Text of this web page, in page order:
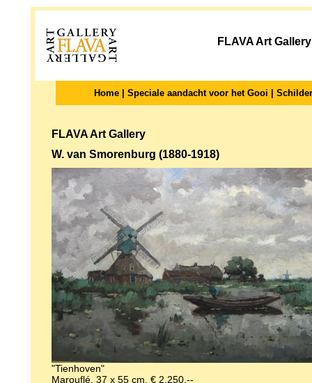
FLAVA Art
Home Speciale aandacht voor het Gooi
FLAVA Art Gallery
W. van Smorenburg (1880-1918)
"Tienhoven"
Marouflé, 37 x 55 cm, € 2.250,--